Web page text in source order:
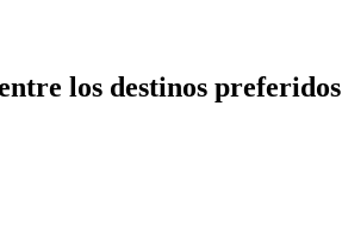
los destinos preferidos